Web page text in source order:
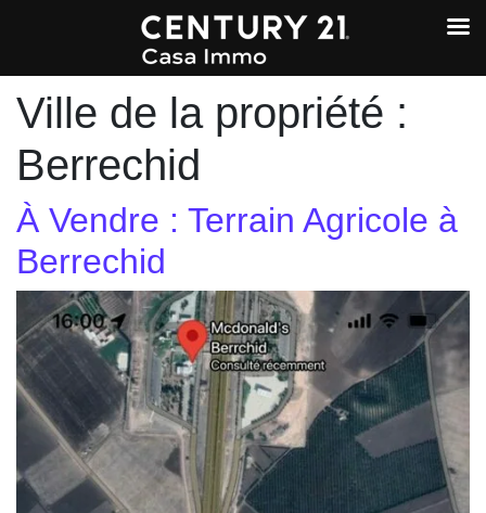
Ville de la propriété :
Berrechid
À Vendre : Terrain Agricole à
Berrechid